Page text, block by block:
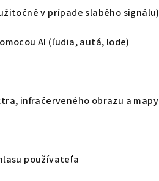
v prípade slabého signálu)
AI (ľudia, autá, lode)
infračerveného obrazu a mapy
používateľa